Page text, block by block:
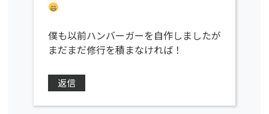
僕も以前ハンバーガーを自作しましたが
まだまだ修行を積まなければ！
返信